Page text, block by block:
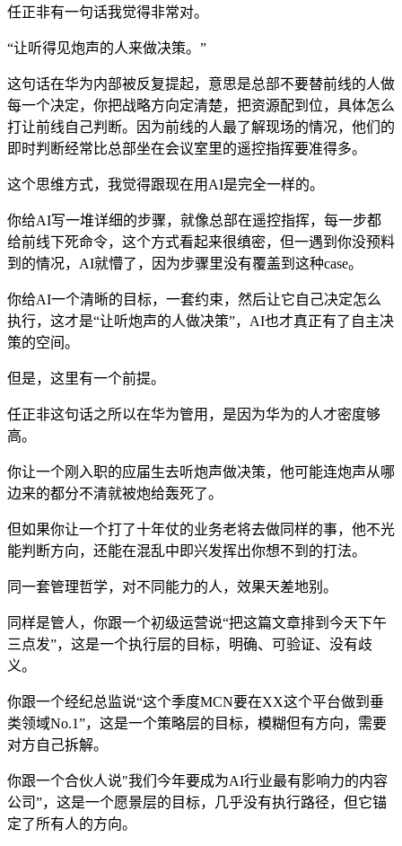
任正非有一句话我觉得非常对。
“让听得见炮声的人来做决策。”
这句话在华为内部被反复提起，意思是总部不要替前线的人做
每一个决定，你把战略方向定清楚，把资源配到位，具体怎么
打让前线自己判断。因为前线的人最了解现场的情况，他们的
即时判断经常比总部坐在会议室里的遥控指挥要准得多。
这个思维方式，我觉得跟现在用AI是完全一样的。
你给AI写一堆详细的步骤，就像总部在遥控指挥，每一步都
给前线下死命令，这个方式看起来很缜密，但一遇到你没预料
到的情况，AI就懵了，因为步骤里没有覆盖到这种case。
你给AI一个清晰的目标，一套约束，然后让它自己决定怎么
执行，这才是“让听炮声的人做决策”，AI也才真正有了自主决
策的空间。
但是，这里有一个前提。
任正非这句话之所以在华为管用，是因为华为的人才密度够
高。
你让一个刚入职的应届生去听炮声做决策，他可能连炮声从哪
边来的都分不清就被炮给轰死了。
但如果你让一个打了十年仗的业务老将去做同样的事，他不光
能判断方向，还能在混乱中即兴发挥出你想不到的打法。
同一套管理哲学，对不同能力的人，效果天差地别。
同样是管人，你跟一个初级运营说“把这篇文章排到今天下午
三点发”，这是一个执行层的目标，明确、可验证、没有歧
义。
你跟一个经纪总监说“这个季度MCN要在XX这个平台做到垂
类领域No.1”，这是一个策略层的目标，模糊但有方向，需要
对方自己拆解。
你跟一个合伙人说"我们今年要成为AI行业最有影响力的内容
公司”，这是一个愿景层的目标，几乎没有执行路径，但它锚
定了所有人的方向。